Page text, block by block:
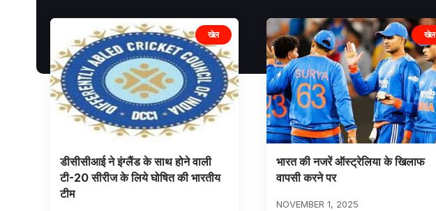
खेल
डीसीसीआई ने इंग्लैंड के साथ होने वाली
टी-20 सीरीज के लिये घोषित की भारतीय
टीम
खेल
भारत की नजरें ऑस्ट्रेलिया के खिलाफ
वापसी करने पर
NOVEMBER 1, 2025